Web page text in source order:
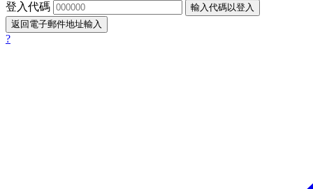
登入代碼
輸入代碼以登入
返回電子郵件地址輸入
?